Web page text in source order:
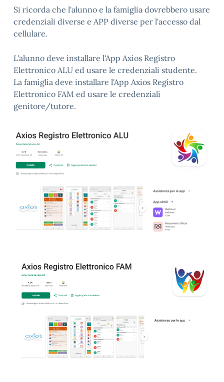
Si ricorda che l'alunno e la famiglia dovrebbero usare
credenziali diverse e APP diverse per l'accesso dal
cellulare.
L'alunno deve installare l'App Axios Registro
Elettronico ALU ed usare le credenziali studente.
La famiglia deve installare l'App Axios Registro
Elettronico FAM ed usare le credenziali
genitore/tutore.